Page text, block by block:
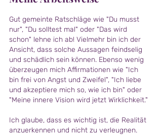
Gut gemeinte Ratschläge wie "Du musst
nur", "Du solltest mal" oder "Das wird
schon" lehne ich ab! Vielmehr bin ich der
Ansicht, dass solche Aussagen feindselig
und schädlich sein können. Ebenso wenig
überzeugen mich Affirmationen wie "Ich
bin frei von Angst und Zweifel", "Ich liebe
und akzeptiere mich so, wie ich bin" oder
"Meine innere Vision wird jetzt Wirklichkeit."
Ich glaube, dass es wichtig ist, die Realität
anzuerkennen und nicht zu verleugnen.